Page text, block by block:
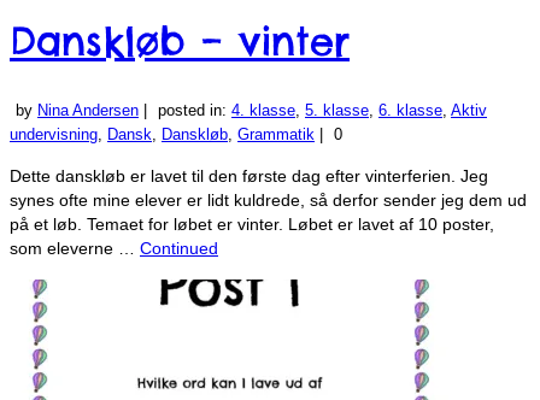
Danskløb – vinter
by Nina Andersen posted in: 4. klasse 5. klasse 6. klasse Aktiv
undervisning
Dansk Danskløb Grammatik 0
Dette danskløb er lavet til den første dag efter vinterferien. Jeg
synes ofte mine elever er lidt kuldrede, så derfor sender jeg dem ud
på et løb. Temaet for løbet er vinter. Løbet er lavet af 10 poster,
som eleverne … Continued